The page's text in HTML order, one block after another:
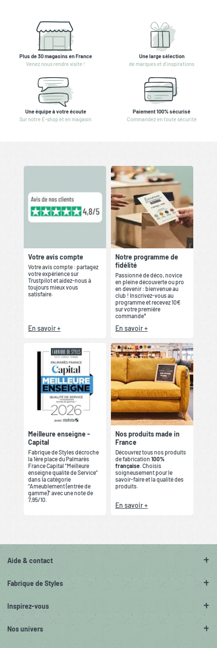
Plus de 30 magasins en France
Venez nous rendre visite !
Une large sélection
de marques et d'inspirations
Une équipe à votre écoute
Sur notre E-shop et en magasin
Paiement 100% sécurisé
Commandez en toute sécurité
Votre avis compte
Votre avis compte : partagez
votre expérience sur
Trustpilot et aidez-nous à
toujours mieux vous
satisfaire.
En savoir +
Notre programme de
fidélité
Passionné de déco, novice
en pleine découverte ou pro
en devenir : bienvenue au
club ! Inscrivez-vous au
programme et recevez 10€
sur votre première
commande*
En savoir +
Meilleure enseigne -
Capital
Fabrique de Styles décroche
la 1ère place du Palmarès
France Capital “Meilleure
enseigne qualité de Service”
dans la catégorie
“Ameublement (entrée de
gamme)” avec une note de
7,95/10.
Nos produits made in
France
Découvrez tous nos produits
de fabrication 100%
française . Choisis
soigneusement pour le
savoir-faire et la qualité des
produits.
En savoir +
Aide & contact
Fabrique de Styles
Inspirez-vous
Nos univers